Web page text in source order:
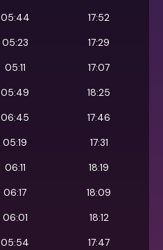
05:44
17:52
05:23
17:29
05:11
17:07
05:49
18:25
06:45
17:46
05:19
17:31
06:11
18:19
06:17
18:09
06:01
18:12
05:54
17:47